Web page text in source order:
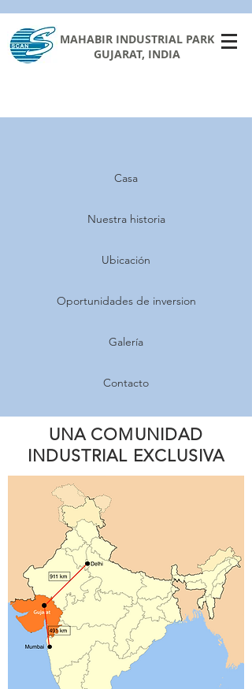
MAHABIR INDUSTRIAL PARK
GUJARAT, INDIA
UNA COMUNIDAD
INDUSTRIAL EXCLUSIVA
Casa
Nuestra historia
Ubicación
Oportunidades de inversion
Galería
Contacto